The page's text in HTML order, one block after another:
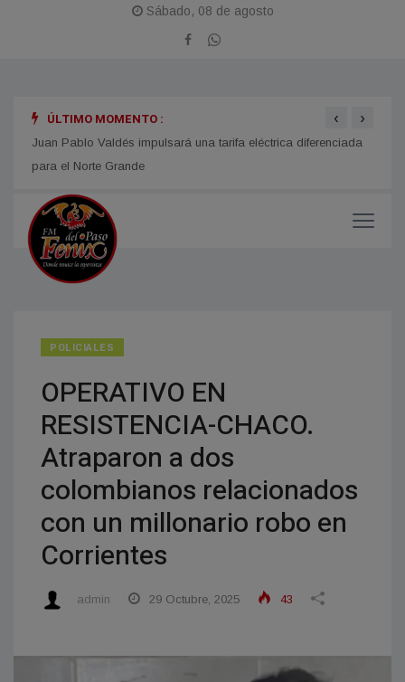
Sábado, 08 de agosto
ÚLTIMO MOMENTO :
Juan Pablo Valdés impulsará una tarifa eléctrica diferenciada
para el Norte Grande
‹ ›
POLICIALES
OPERATIVO EN
RESISTENCIA-CHACO.
Atraparon a dos
colombianos relacionados
con un millonario robo en
Corrientes
admin 29 Octubre, 2025 43